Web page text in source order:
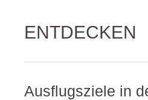
ENTDECKEN
Ausflugsziele in